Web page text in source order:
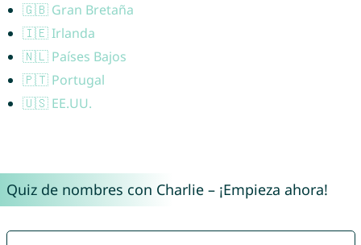
🇬🇧 Gran Bretaña
🇮🇪 Irlanda
🇳🇱 Países Bajos
🇵🇹 Portugal
🇺🇸 EE.UU.
Quiz de nombres con Charlie – ¡Empieza ahora!